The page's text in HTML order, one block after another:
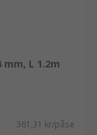
L 1.2m
361,31 kr/påse